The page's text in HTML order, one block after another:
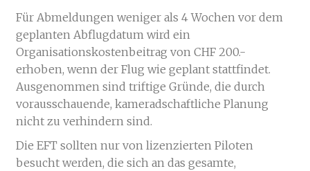
Für Abmeldungen weniger als 4 Wochen vor dem
geplanten Abflugdatum wird ein
Organisationskostenbeitrag von CHF 200.-
erhoben, wenn der Flug wie geplant stattfindet.
Ausgenommen sind triftige Gründe, die durch
vorausschauende, kameradschaftliche Planung
nicht zu verhindern sind.
Die EFT sollten nur von lizenzierten Piloten
besucht werden, die sich an das gesamte,